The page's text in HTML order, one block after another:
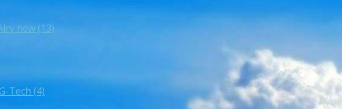
new (13)
Tech (4)